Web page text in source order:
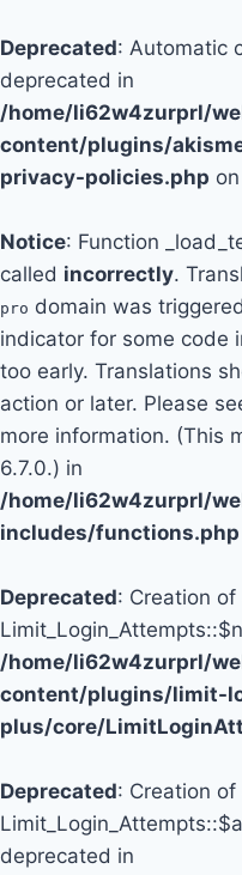
Deprecated: Automatic
deprecated in
/home/li62w4zurprl/
content/plugins/
privacy-policies.php
Notice: Function
called incorrectly.
pro domain was
indicator for some code
too early. Translations
action or later. Please
more information. (This
6.7.0.) in
/home/li62w4zurprl/
includes/functions.php
Deprecated: Creation
/home/li62w4zurprl/
content/plugins/limit-
plus/core/
Deprecated: Creation
deprecated in